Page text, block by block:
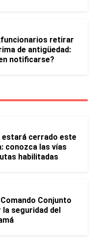
retirar
de antigüedad:
notificarse?
estará cerrado este
conozca las vías
habilitadas
Conjunto
seguridad del